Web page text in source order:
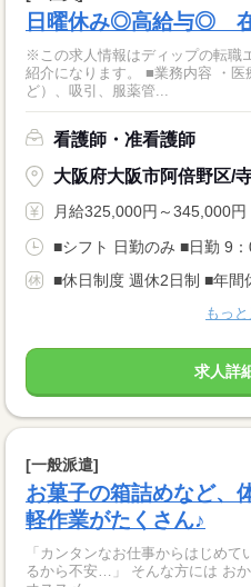
日曜休み◎高給与◎
※この求人情報はディップの転職
紹介になります。 ■業務内容 ・
ど）、吸引、服薬管...
看護師・准看護師
大阪府大阪市阿倍野区/
月給325,000円～345,000円
■シフト 日勤のみ ■日勤 9：
■休日制度 週休2日制 ■年間
もっ
求人詳
[一般派遣]
お菓子の箱詰めなど、
軽作業がたくさん♪
「カンタンなお仕事からはじめ
るから不安…」 そんな方には おかしの”箱詰め”や”仕分け”のお仕事が